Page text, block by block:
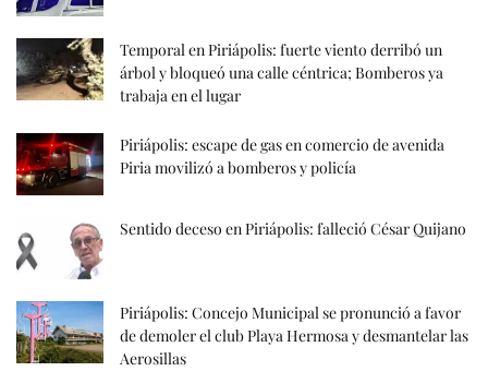
Temporal en Piriápolis: fuerte viento derribó un
árbol y bloqueó una calle céntrica; Bomberos ya
trabaja en el lugar
Piriápolis: escape de gas en comercio de avenida
Piria movilizó a bomberos y policía
Sentido deceso en Piriápolis: falleció César Quijano
Piriápolis: Concejo Municipal se pronunció a favor
de demoler el club Playa Hermosa y desmantelar las
Aerosillas